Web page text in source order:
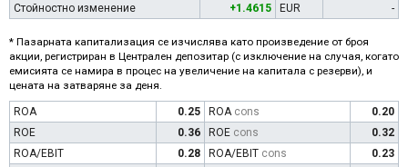
Стойностно изменение
+1.4615 EUR -
* Пазарната капитализация се изчислява като произведение от броя
акции, регистриран в Централен депозитар (с изключение на случая, когато
емисията се намира в процес на увеличение на капитала с резерви), и
цената на затваряне за деня.
ROA 0.25 ROA cons
0.20
ROE
0.36 ROE cons
0.32
ROA/EBIT
0.28 ROA/EBIT cons
0.23